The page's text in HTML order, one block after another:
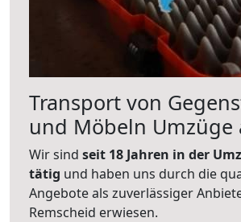
Transport von
und Möbeln Umzüge
Wir sind seit 18 Jahren in der
tätig und haben uns durch die
Angebote als zuverlässiger
Remscheid erwiesen.